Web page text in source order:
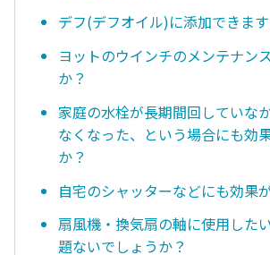
デフ(デフオイル)に添加できま
ヨットのウインチのメンテナン
か？
家庭の水栓が長期間回していな
なくなった、という場合にも効
か？
自宅のシャッターなどにも効果
扇風機・換気扇の軸に使用した
題ないでしょうか？